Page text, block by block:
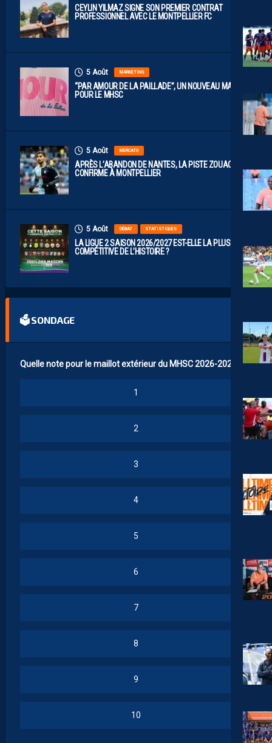
CEYLIN YILMAZ SIGNE SON PREMIER CONTRAT
PROFESSIONNEL AVEC LE MONTPELLIER FC
5 Août MARKETING
“PAR AMOUR DE LA PAILLADE”, UN NOUVEAU MAILLOT
POUR LE MHSC
5 Août MERCATO
APRÈS L’ABANDON DE NANTES, LA PISTE ZOUAOUI SE
CONFIRME À MONTPELLIER
5 Août DÉBAT STATISTIQUES
LA LIGUE 2 SAISON 2026/2027 EST-ELLE LA PLUS
COMPÉTITIVE DE L’HISTOIRE ?
🗳 SONDAGE
Quelle note pour le maillot extérieur du MHSC 2026-2027 ?
1
2
3
4
5
6
7
8
9
10